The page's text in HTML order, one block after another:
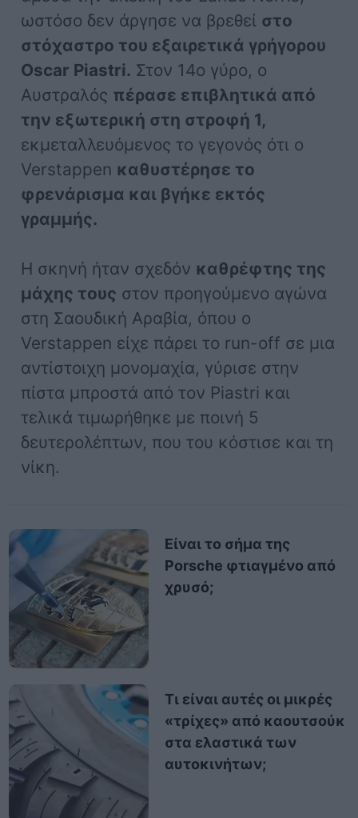
ωστόσο δεν άργησε να βρεθεί στο
στόχαστρο του εξαιρετικά γρήγορου
Oscar Piastri. Στον 14ο γύρο, ο
Αυστραλός πέρασε επιβλητικά από
την εξωτερική στη στροφή 1,
εκμεταλλευόμενος το γεγονός ότι ο
Verstappen καθυστέρησε το
φρενάρισμα και βγήκε εκτός
γραμμής.
Η σκηνή ήταν σχεδόν καθρέφτης της
μάχης τους στον προηγούμενο αγώνα
στη Σαουδική Αραβία, όπου ο
Verstappen είχε πάρει το run-off σε μια
αντίστοιχη μονομαχία, γύρισε στην
πίστα μπροστά από τον Piastri και
τελικά τιμωρήθηκε με ποινή 5
δευτερολέπτων, που του κόστισε και τη
νίκη.
Είναι το σήμα της
Porsche φτιαγμένο από
χρυσό;
Τι είναι αυτές οι μικρές
«τρίχες» από καουτσούκ
στα ελαστικά των
αυτοκινήτων;